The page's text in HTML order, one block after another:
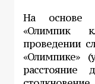
На основе
«Олимпик
проведении
«Олимпике»
расстояние